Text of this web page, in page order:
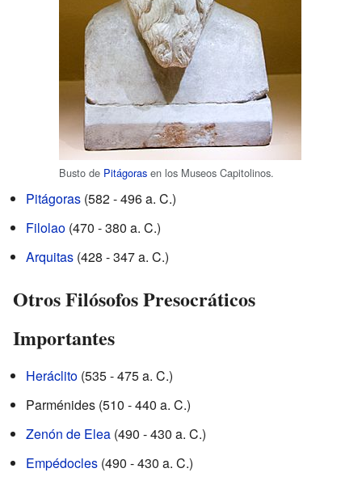
Busto de Pitágoras en los Museos Capitolinos.
Pitágoras (582 - 496 a. C.)
Filolao (470 - 380 a. C.)
Arquitas (428 - 347 a. C.)
Otros Filósofos Presocráticos
Importantes
Heráclito (535 - 475 a. C.)
Parménides (510 - 440 a. C.)
Zenón de Elea (490 - 430 a. C.)
Empédocles (490 - 430 a. C.)